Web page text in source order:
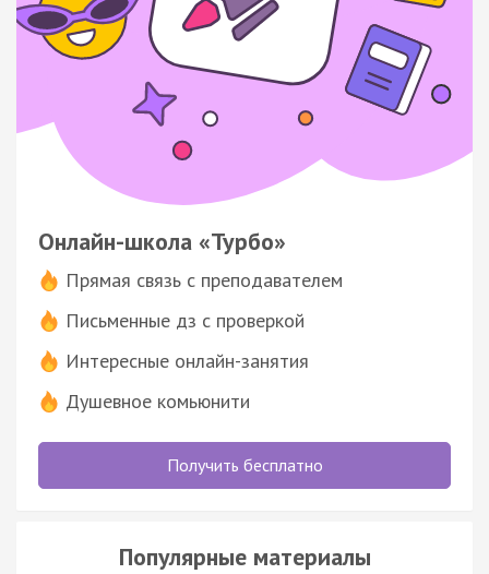
Онлайн-школа «Турбо»
Прямая связь с преподавателем
Письменные дз с проверкой
Интересные онлайн-занятия
Душевное комьюнити
Получить бесплатно
Популярные материалы